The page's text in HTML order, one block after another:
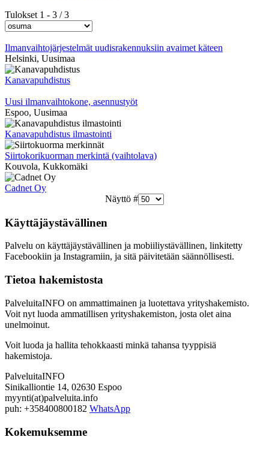
Tulokset 1 - 3 /3
Ilmanvaihtojärjestelmät uudisrakennuksiin avaimet käteen
Helsinki, Uusimaa
Kanavapuhdistus
Uusi ilmanvaihtokone, asennustyöt
Espoo, Uusimaa
Kanavapuhdistus ilmastointi
Siirtokorikuorman merkintä (vaihtolava)
Kouvola, Kukkomäki
Cadnet Oy
Näyttö #
Käyttäjäystävällinen
Palvelu on käyttäjäystävällinen ja mobiiliystävällinen, linkitetty
Facebookiin ja Instagramiin, ja sitä päivitetään säännöllisesti.
Tietoa hakemistosta
PalveluitaINFO on ammattimainen ja luotettava yrityshakemisto.
Voit nyt luoda ammatillisen yrityshakemiston, josta olet aina
unelmoinut.
Voit luoda ja hallita tehokkaasti minkä tahansa tyyppisiä
hakemistoja.
PalveluitaINFO
Sinikalliontie 14, 02630 Espoo
myynti(at)palveluita.info
puh: +358400800182 WhatsApp
Kokemuksemme